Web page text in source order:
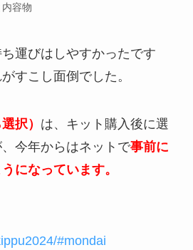
容物
運びはしやすかったです
すこし面倒でした。
択） は、キット購入後に選
今年からはネットで事前に
になっています。
#mondai